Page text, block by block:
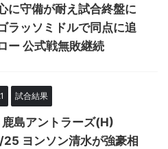
に守備が耐え試合終盤に
ラッソミドルで同点に追
ー 公式戦無敗継続
試合結果
鹿島アントラーズ(H)
ヨンソン清水が強豪相